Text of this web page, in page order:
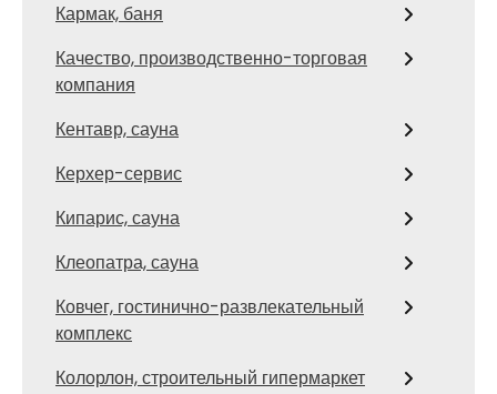
Кармак, баня
Качество, производственно-торговая
компания
Кентавр, сауна
Керхер-сервис
Кипарис, сауна
Клеопатра, сауна
Ковчег, гостинично-развлекательный
комплекс
Колорлон, строительный гипермаркет